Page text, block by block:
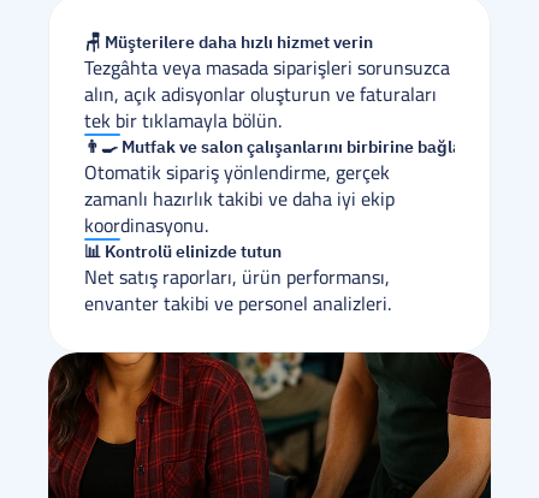
🪑 Müşterilere daha hızlı hizmet verin
Tezgâhta veya masada siparişleri sorunsuzca
alın, açık adisyonlar oluşturun ve faturaları
tek bir tıklamayla bölün.
👨‍🍳 Mutfak ve salon çalışanlarını birbirine bağlayın
Otomatik sipariş yönlendirme, gerçek
zamanlı hazırlık takibi ve daha iyi ekip
koordinasyonu.
📊 Kontrolü elinizde tutun
Net satış raporları, ürün performansı,
envanter takibi ve personel analizleri.